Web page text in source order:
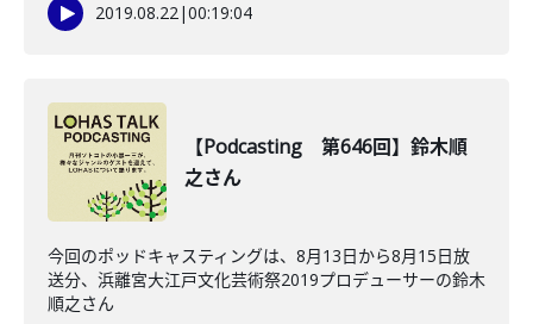
2019.08.22|00:19:04
【Podcasting 第646回】鈴木順
之さん
今回のポッドキャスティングは、8月13日から8月15日放
送分、浜離宮大江戸文化芸術祭2019プロデューサーの鈴木
順之さん